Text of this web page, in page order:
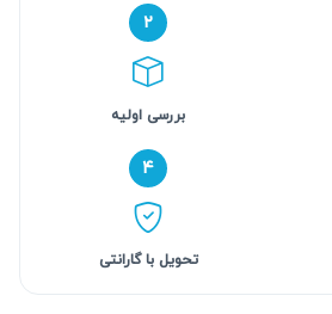
۲
بررسی اولیه
۴
تحویل با گارانتی